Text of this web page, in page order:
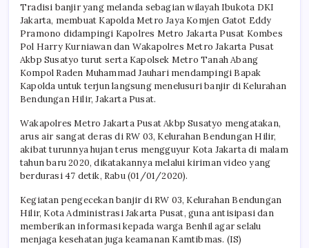
Tradisi banjir yang melanda sebagian wilayah Ibukota DKI
Jakarta, membuat Kapolda Metro Jaya Komjen Gatot Eddy
Pramono didampingi Kapolres Metro Jakarta Pusat Kombes
Pol Harry Kurniawan dan Wakapolres Metro Jakarta Pusat
Akbp Susatyo turut serta Kapolsek Metro Tanah Abang
Kompol Raden Muhammad Jauhari mendampingi Bapak
Kapolda untuk terjun langsung menelusuri banjir di Kelurahan
Bendungan Hilir, Jakarta Pusat.
Wakapolres Metro Jakarta Pusat Akbp Susatyo mengatakan,
arus air sangat deras di RW 03, Kelurahan Bendungan Hilir,
akibat turunnya hujan terus mengguyur Kota Jakarta di malam
tahun baru 2020, dikatakannya melalui kiriman video yang
berdurasi 47 detik, Rabu (01/01/2020).
Kegiatan pengecekan banjir di RW 03, Kelurahan Bendungan
Hilir, Kota Administrasi Jakarta Pusat, guna antisipasi dan
memberikan informasi kepada warga Benhil agar selalu
menjaga kesehatan juga keamanan Kamtibmas. (IS)